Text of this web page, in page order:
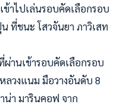
ข้าไปเล่นรอบคัดเลือกรอบ
ที่ชนะ โสวจันยา ภาวิเสท
านเข้ารอบคัดเลือกรอบ
วงแนม มือวางอันดับ 8
น่า มารินคอฟ จาก